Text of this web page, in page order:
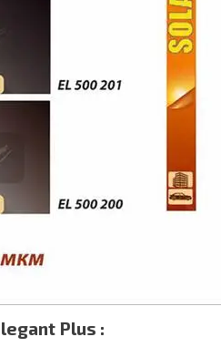
Plus :